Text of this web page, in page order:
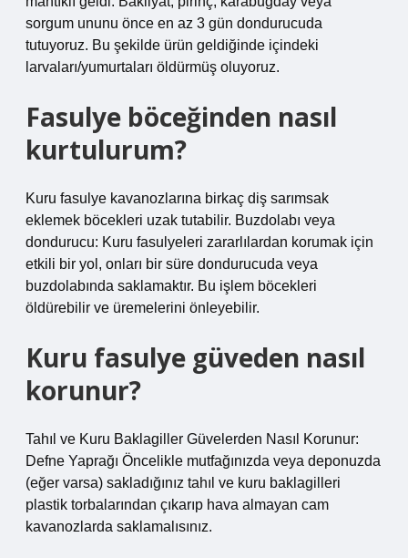
sorgum ununu önce en az 3 gün dondurucuda
tutuyoruz. Bu şekilde ürün geldiğinde içindeki
larvaları/yumurtaları öldürmüş oluyoruz.
Fasulye böceğinden nasıl
kurtulurum?
Kuru fasulye kavanozlarına birkaç diş sarımsak
eklemek böcekleri uzak tutabilir. Buzdolabı veya
dondurucu: Kuru fasulyeleri zararlılardan korumak için
etkili bir yol, onları bir süre dondurucuda veya
buzdolabında saklamaktır. Bu işlem böcekleri
öldürebilir ve üremelerini önleyebilir.
Kuru fasulye güveden nasıl
korunur?
Tahıl ve Kuru Baklagiller Güvelerden Nasıl Korunur:
Defne Yaprağı Öncelikle mutfağınızda veya deponuzda
(eğer varsa) sakladığınız tahıl ve kuru baklagilleri
plastik torbalarından çıkarıp hava almayan cam
kavanozlarda saklamalısınız.